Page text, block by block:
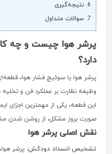
6. نتیجه‌گیری
7. سوالات متداول
پرشر هوا چیست و چه
دارد؟
پرشر هوا یا سوئیچ فشار هوا،
وظیفه نظارت بر عملکرد فن و تخلیه
این قطعه، یکی از مهمترین
صورت بروز مشکل، از روشن شدن
نقش اصلی پرشر هوا
تشخیص انسداد دودکش: پرشر